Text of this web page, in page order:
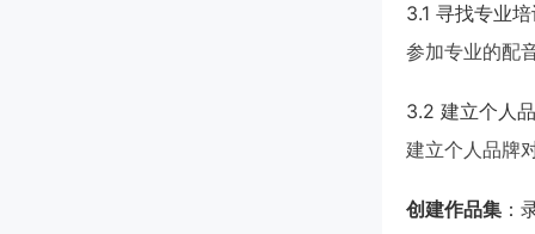
3.1 寻找专业
参加专业的配
3.2 建立个人
建立个人品牌
创建作品集 ：